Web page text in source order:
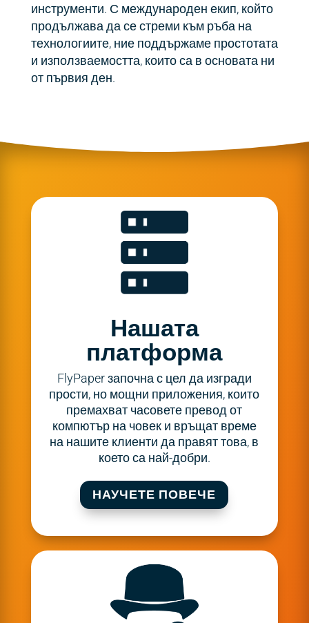
инструменти. С международен екип, който
продължава да се стреми към ръба на
технологиите, ние поддържаме простотата
и използваемостта, които са в основата ни
от първия ден.
Нашата
платформа
FlyPaper започна с цел да изгради
прости, но мощни приложения, които
премахват часовете превод от
компютър на човек и връщат време
на нашите клиенти да правят това, в
което са най-добри.
НАУЧЕТЕ ПОВЕЧЕ